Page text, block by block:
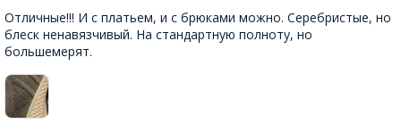
Отличные!!! И с платьем, и с брюками можно. Серебристые, но
блеск ненавязчивый. На стандартную полноту, но
большемерят.